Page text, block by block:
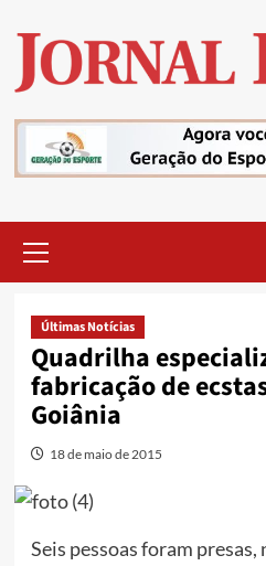
content
Menu
Últimas Notícias
Quadrilha
fabricação de
Goiânia
18 de maio de 2015
Seis pessoas foram presas,